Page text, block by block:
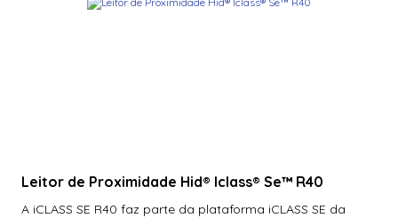
Leitor de Proximidade Hid® Iclass® Se™ R40
A iCLASS SE R40 faz parte da plataforma iCLASS SE da